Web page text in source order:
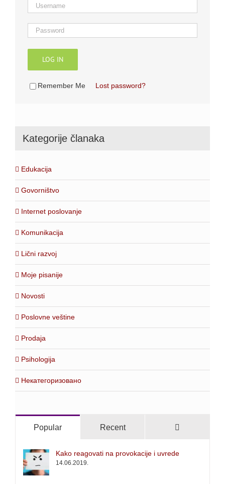
LOG IN
Remember Me Lost password?
Kategorije članaka
Edukacija
Govorništvo
Internet poslovanje
Komunikacija
Lični razvoj
Moje pisanije
Novosti
Poslovne veštine
Prodaja
Psihologija
Некатегоризовано
Popular Recent
Kako reagovati na provokacije i uvrede
14.06.2019.